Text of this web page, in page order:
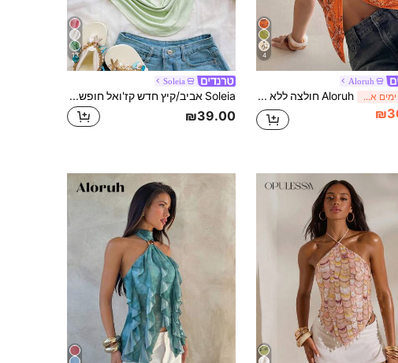
4
Aloruh
3 ימים אחרונים Aloruh חולצה ללא גב עם שסע פרחוני תלת-ממדי וקשירה לחופשת אביב/קיץ לנשים
13
Soleia
Soleia אביב/קיץ חדש קז'ואל חופשה מערבית לחוף הים לאורחי חתונה, בראנץ' סיום לימודים, חופשת אביב של יום פטריק הקדוש, פסטיבל מוזיקה לפסחא, אלגנטי בוהו טרופי קולר ללא גב מסיבת פאייטים יום ולנטיין קישוט מטאלי גזרה לנשים
₪39.00